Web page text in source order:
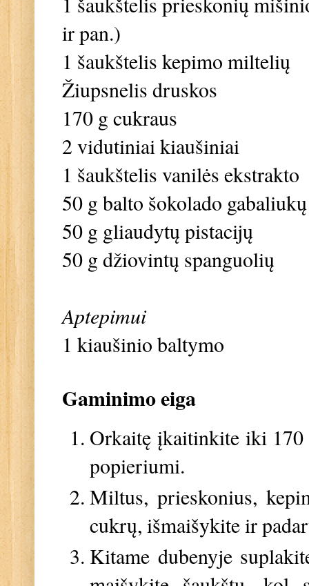
ir pan.)
1 šaukštelis kepimo miltelių
Žiupsnelis druskos
170 g cukraus
2 vidutiniai kiaušiniai
1 šaukštelis vanilės ekstrakto
50 g balto šokolado gabaliukų
50 g gliaudytų pistacijų
50 g džiovintų spanguolių
Aptepimui
1 kiaušinio baltymo
Gaminimo eiga
Orkaitę įkaitinkite iki
popieriumi.
Miltus, prieskonius,
cukrų, išmaišykite ir
Kitame dubenyje